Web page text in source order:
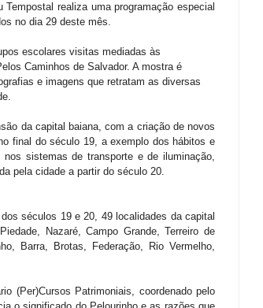
realiza uma programação especial
no dia 29 deste mês.
escolares visitas mediadas às
Caminhos de Salvador. A mostra é
e imagens que retratam as diversas
da capital baiana, com a criação de novos
final do século 19, a exemplo dos hábitos e
sistemas de transporte e de iluminação,
pela cidade a partir do século 20.
séculos 19 e 20, 49 localidades da capital
Nazaré, Campo Grande, Terreiro de
Barra, Brotas, Federação, Rio Vermelho,
(Per)Cursos Patrimoniais, coordenado pelo